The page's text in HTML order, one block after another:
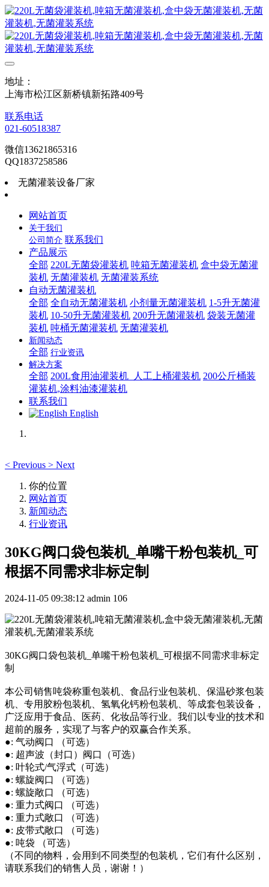
地址：
上海市松江区新桥镇新拓路409号
联系电话
021-60518387
微信13621865316
QQ1837258586
无菌灌装设备厂家
网站首页
关于我们
公司简介 联系我们
产品展示
全部 220L无菌袋灌装机 吨箱无菌灌装机 盒中袋无菌灌
装机 无菌灌装机 无菌灌装系统
自动无菌灌装机
全部 全自动无菌灌装机 小剂量无菌灌装机 1-5升无菌灌
装机 10-50升无菌灌装机 200升无菌灌装机 袋装无菌灌
装机 吨桶无菌灌装机 无菌灌装机
新闻动态
全部 行业资讯
解决方案
全部 200L食用油灌装机_人工上桶灌装机 200公斤桶装
灌装机,涂料油漆灌装机
联系我们
English
< Previous > Next
你的位置
网站首页
新闻动态
行业资讯
30KG阀口袋包装机_单嘴干粉包装机_可
根据不同需求非标定制
2024-11-05 09:38:12 admin 106
30KG阀口袋包装机_单嘴干粉包装机_可根据不同需求非标定
制
本公司销售吨袋称重包装机、食品行业包装机、保温砂浆包装
机、专用胶粉包装机、氢氧化钙粉包装机、等成套包装设备，
广泛应用于食品、医药、化妆品等行业。我们以专业的技术和
超前的服务，实现了与客户的双赢合作关系。
●: 气动阀口 （可选）
●: 超声波（封口）阀口（可选）
●: 叶轮式/气浮式（可选）
●: 螺旋阀口 （可选）
●: 螺旋敞口 （可选）
●: 重力式阀口 （可选）
●: 重力式敞口 （可选）
●: 皮带式敞口 （可选）
●: 吨袋 （可选）
（不同的物料，会用到不同类型的包装机，它们有什么区别，
请联系我们的销售人员，谢谢！）